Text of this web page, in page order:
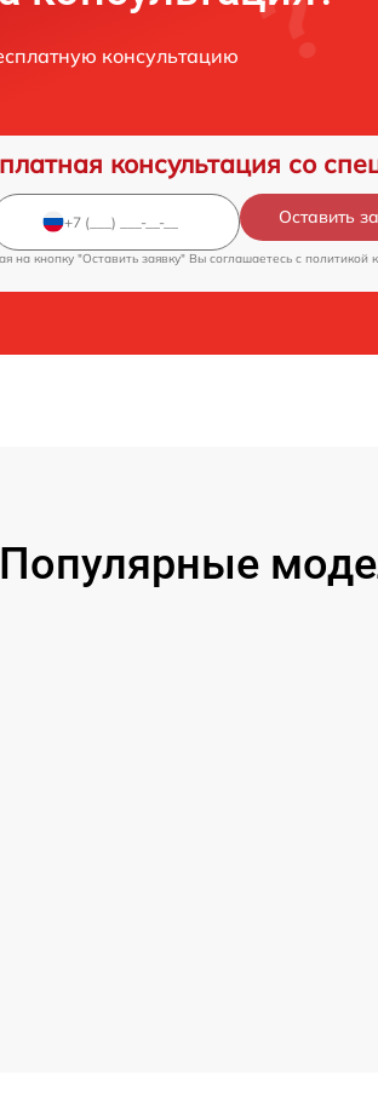
консультацию
консультация со
Оставить
на кнопку "Оставить заявку" Вы соглашаетесь c политикой
Популярные